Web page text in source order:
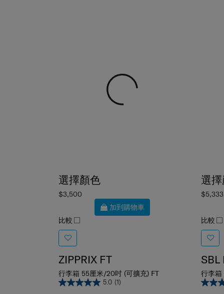
選擇顏色
$3,500
加到購物車
比較
ZIPPRIX FT
行李箱 55厘米/20吋 (可擴充) FT
5.0 (1)
選
$5,333
比較
SBL
行李